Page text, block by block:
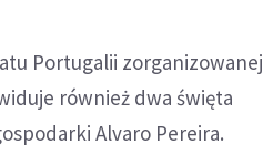
Portugalii zorganizowanej
również dwa święta
Alvaro Pereira.